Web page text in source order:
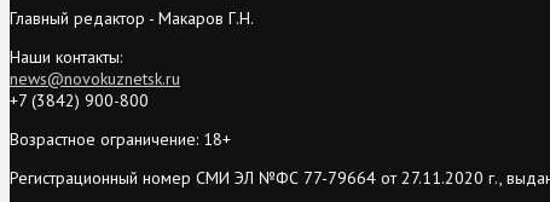
Главный редактор - Макаров Г.Н.
Наши контакты:
news@novokuznetsk.ru
+7 (3842) 900-800
Возрастное ограничение: 18+
Регистрационный номер СМИ ЭЛ №ФС 77-79664 от 27.11.2020 г.,